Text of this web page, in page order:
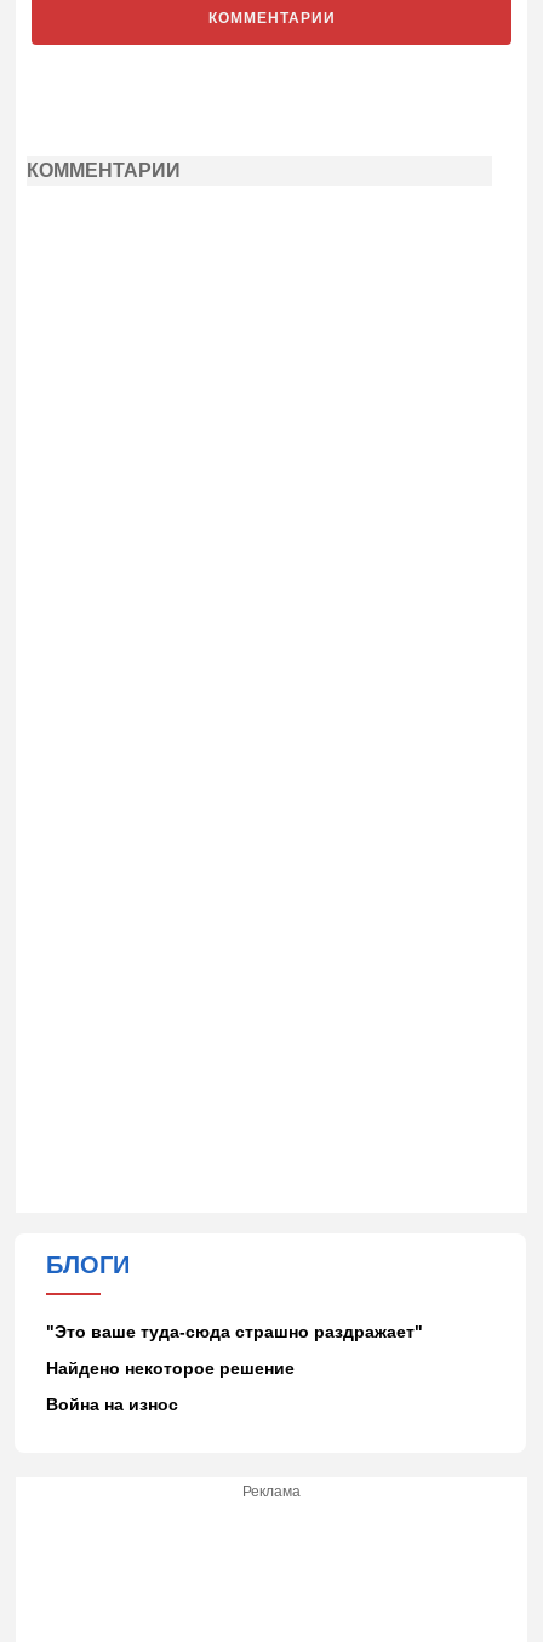
КОММЕНТАРИИ
КОММЕНТАРИИ
БЛОГИ
"Это ваше туда-сюда страшно раздражает"
Найдено некоторое решение
Война на износ
Реклама